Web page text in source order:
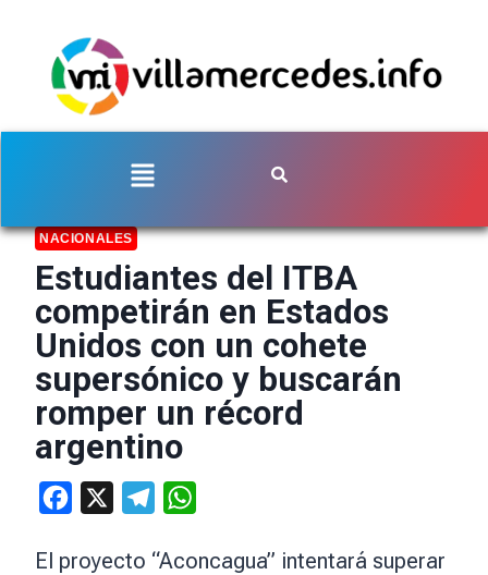
NACIONALES
Estudiantes del ITBA
competirán en Estados
Unidos con un cohete
supersónico y buscarán
romper un récord
argentino
Facebook Telegram
El proyecto “Aconcagua” intentará superar